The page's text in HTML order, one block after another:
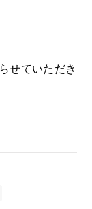
せていただき